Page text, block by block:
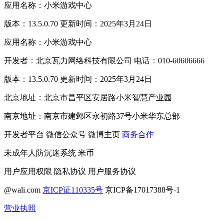
应用名称：小米游戏中心
版本：13.5.0.70 更新时间：2025年3月24日
应用名称：小米游戏中心
开发者：北京瓦力网络科技有限公司 电话：010-60606666
版本：13.5.0.70 更新时间：2025年3月24日
北京地址：北京市昌平区安居路小米智慧产业园
南京地址：南京市建邺区永初路37号小米华东总部
开发者平台 微信公众号 微博主页 商务合作
未成年人防沉迷系统 米币
用户应用权限 隐私协议 用户服务协议
@wali.com 京ICP证110335号 京ICP备17017388号-1
营业执照